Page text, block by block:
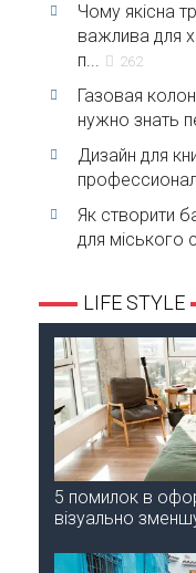
Чому якісна
важлива для
п...
262
Газовая
нужно знать
Дизайн для
Як створити
для міського
LIFE STYLE
5 помилок в
візуально